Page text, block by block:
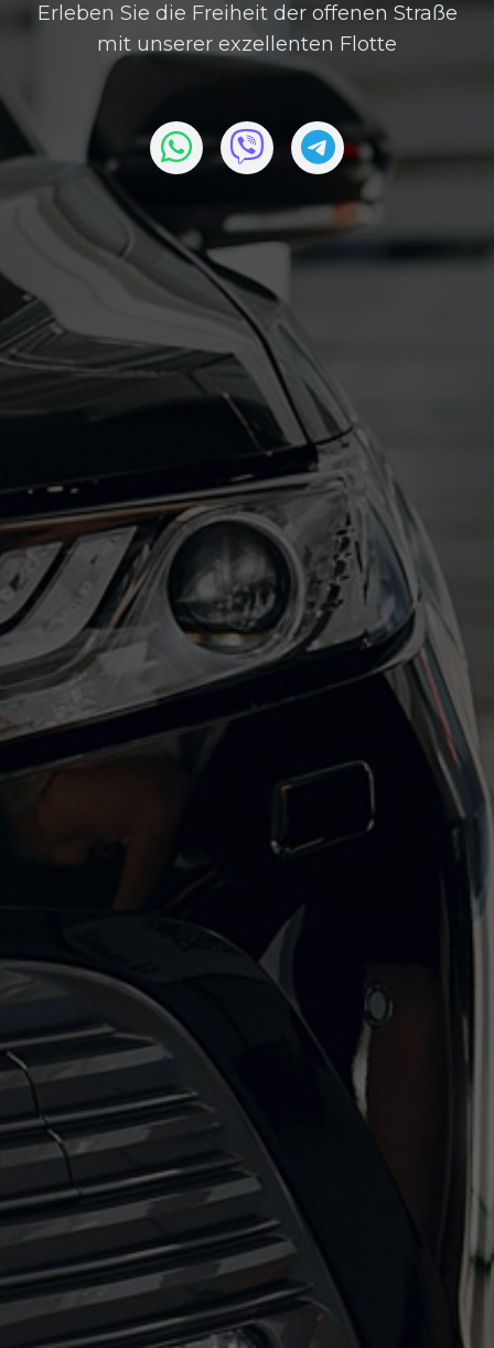
Erleben Sie die Freiheit der offenen Straße
mit unserer exzellenten Flotte